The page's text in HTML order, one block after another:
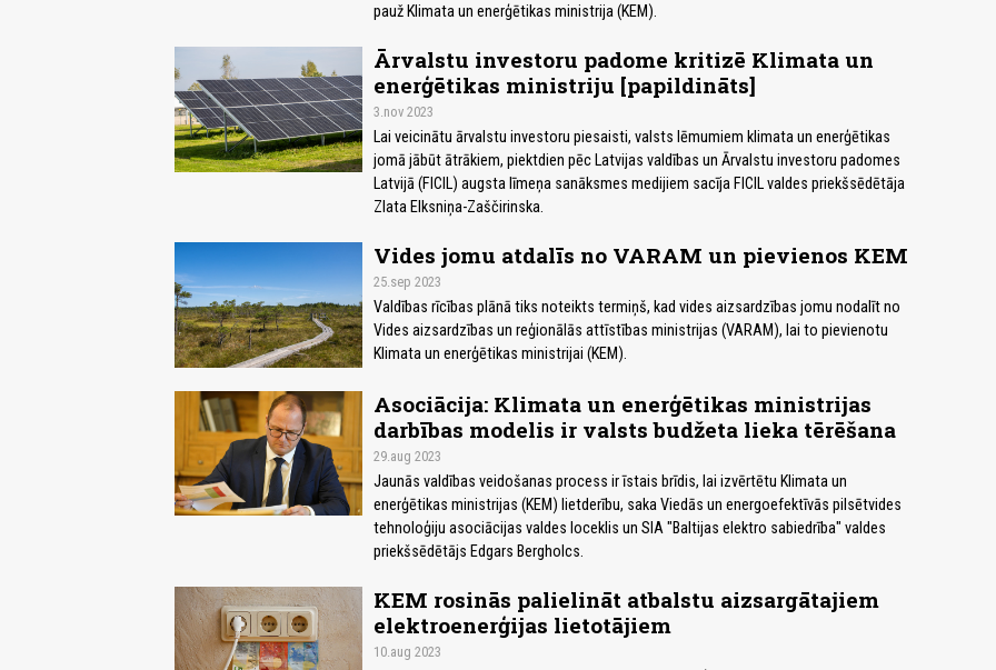
pauž Klimata un enerģētikas ministrija (KEM).
Ārvalstu investoru padome kritizē Klimata un
enerģētikas ministriju [papildināts]
3.nov 2023
Lai veicinātu ārvalstu investoru piesaisti, valsts lēmumiem klimata un enerģētikas
jomā jābūt ātrākiem, piektdien pēc Latvijas valdības un Ārvalstu investoru padomes
Latvijā (FICIL) augsta līmeņa sanāksmes medijiem sacīja FICIL valdes priekšsēdētāja
Zlata Elksniņa-Zaščirinska.
Vides jomu atdalīs no VARAM un pievienos KEM
25.sep 2023
Valdības rīcības plānā tiks noteikts termiņš, kad vides aizsardzības jomu nodalīt no
Vides aizsardzības un reģionālās attīstības ministrijas (VARAM), lai to pievienotu
Klimata un enerģētikas ministrijai (KEM).
Asociācija: Klimata un enerģētikas ministrijas
darbības modelis ir valsts budžeta lieka tērēšana
29.aug 2023
Jaunās valdības veidošanas process ir īstais brīdis, lai izvērtētu Klimata un
enerģētikas ministrijas (KEM) lietderību, saka Viedās un energoefektīvās pilsētvides
tehnoloģiju asociācijas valdes loceklis un SIA "Baltijas elektro sabiedrība" valdes
priekšsēdētājs Edgars Bergholcs.
KEM rosinās palielināt atbalstu aizsargātajiem
elektroenerģijas lietotājiem
10.aug 2023